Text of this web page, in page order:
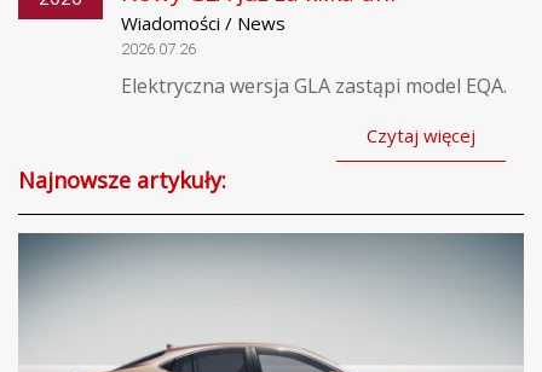
Wiadomości / News
2026.07.26
Elektryczna wersja GLA zastąpi model EQA.
Czytaj więcej
Najnowsze artykuły: